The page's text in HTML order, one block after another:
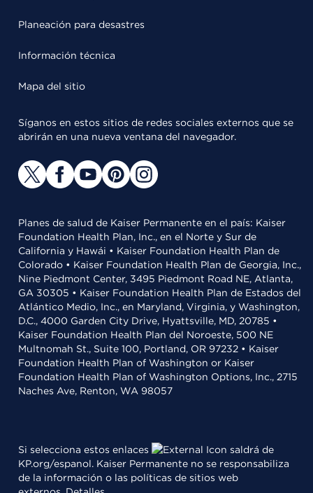
Planeación para desastres
Información técnica
Mapa del sitio
Síganos en estos sitios de redes sociales externos que se
abrirán en una nueva ventana del navegador.
Planes de salud de Kaiser Permanente en el país: Kaiser
Foundation Health Plan, Inc., en el Norte y Sur de
California y Hawái • Kaiser Foundation Health Plan de
Colorado • Kaiser Foundation Health Plan de Georgia, Inc.,
Nine Piedmont Center, 3495 Piedmont Road NE, Atlanta,
GA 30305 • Kaiser Foundation Health Plan de Estados del
Atlántico Medio, Inc., en Maryland, Virginia, y Washington,
D.C., 4000 Garden City Drive, Hyattsville, MD, 20785 •
Kaiser Foundation Health Plan del Noroeste, 500 NE
Multnomah St., Suite 100, Portland, OR 97232 • Kaiser
Foundation Health Plan of Washington or Kaiser
Foundation Health Plan of Washington Options, Inc., 2715
Naches Ave, Renton, WA 98057
Si selecciona estos enlaces
saldrá de
KP.org/espanol. Kaiser Permanente no se responsabiliza
de la información o las políticas de sitios web